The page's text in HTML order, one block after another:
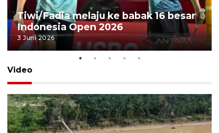
Tiwi/Fadia melaju ke babak 16 besar
Indonesia Open 2026
3 Juni 2026
Video